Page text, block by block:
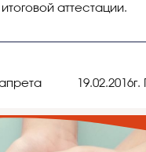
аттестации.